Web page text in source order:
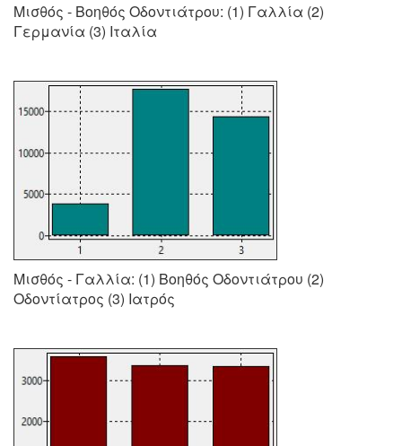
Μισθός - Βοηθός Οδοντιάτρου: (1) Γαλλία (2)
Γερμανία (3) Ιταλία
Μισθός - Γαλλία: (1) Βοηθός Οδοντιάτρου (2)
Οδοντίατρος (3) Ιατρός